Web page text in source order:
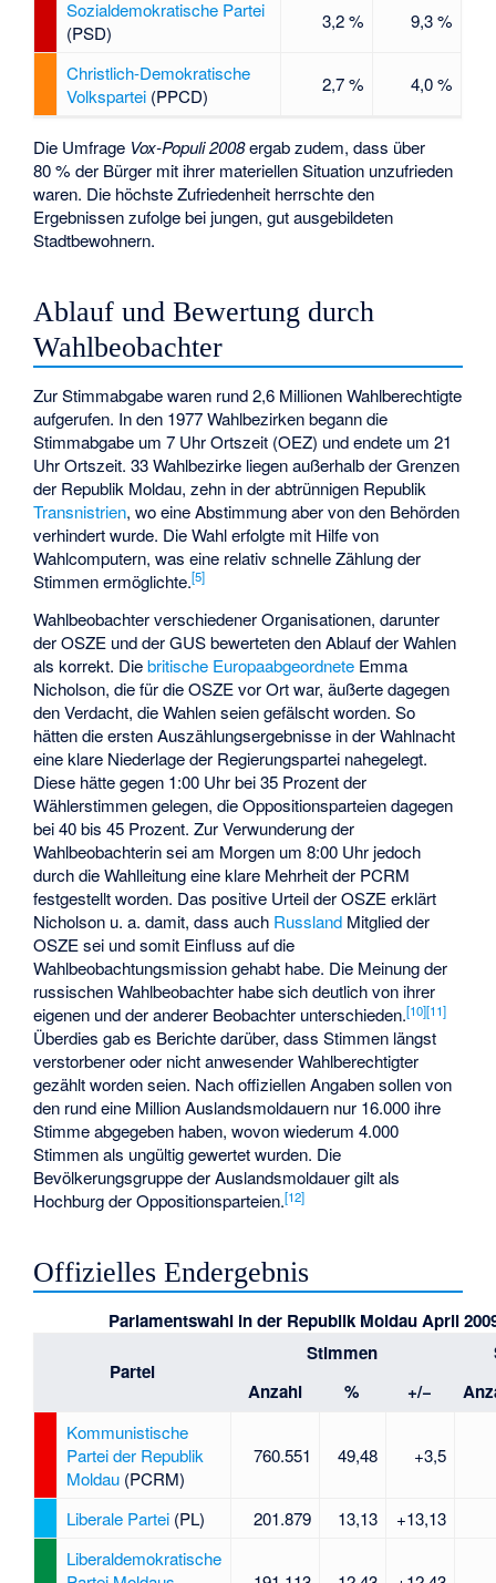
Sozialdemokratische Partei
(PSD)
3,2 % 9,3 %
Christlich-Demokratische
Volkspartei(PPCD)
2,7 % 4,0 %
Die Umfrage Vox-Populi 2008ergab zudem, dass über
80 % der Bürger mit ihrer materiellen Situation unzufrieden
waren. Die höchste Zufriedenheit herrschte den
Ergebnissen zufolge bei jungen, gut ausgebildeten
Stadtbewohnern.
Ablauf und Bewertung durch
Wahlbeobachter
Zur Stimmabgabe waren rund 2,6 Millionen Wahlberechtigte
aufgerufen. In den 1977 Wahlbezirken begann die
Stimmabgabe um 7 Uhr Ortszeit (OEZ) und endete um 21
Uhr Ortszeit. 33 Wahlbezirke liegen außerhalb der Grenzen
der Republik Moldau, zehn in der abtrünnigen Republik
Transnistrien, wo eine Abstimmung aber von den Behörden
verhindert wurde. Die Wahl erfolgte mit Hilfe von
Wahlcomputern, was eine relativ schnelle Zählung der
Stimmen ermöglichte.[5]
Wahlbeobachter verschiedener Organisationen, darunter
der OSZE und der GUS bewerteten den Ablauf der Wahlen
als korrekt. Diebritische Europaabgeordnete Emma
Nicholson, die für die OSZE vor Ort war, äußerte dagegen
den Verdacht, die Wahlen seien gefälscht worden. So
hätten die ersten Auszählungsergebnisse in der Wahlnacht
eine klare Niederlage der Regierungspartei nahegelegt.
Diese hätte gegen 1:00 Uhr bei 35 Prozent der
Wählerstimmen gelegen, die Oppositionsparteien dagegen
bei 40 bis 45 Prozent. Zur Verwunderung der
Wahlbeobachterin sei am Morgen um 8:00 Uhr jedoch
durch die Wahlleitung eine klare Mehrheit der PCRM
festgestellt worden. Das positive Urteil der OSZE erklärt
Nicholson u. a. damit, dass auch Russland Mitglied der
OSZE sei und somit Einfluss auf die
Wahlbeobachtungsmission gehabt habe. Die Meinung der
russischen Wahlbeobachter habe sich deutlich von ihrer
eigenen und der anderer Beobachter unterschieden.[10][11]
Überdies gab es Berichte darüber, dass Stimmen längst
verstorbener oder nicht anwesender Wahlberechtigter
gezählt worden seien. Nach offiziellen Angaben sollen von
den rund eine Million Auslandsmoldauern nur 16.000 ihre
Stimme abgegeben haben, wovon wiederum 4.000
Stimmen als ungültig gewertet wurden. Die
Bevölkerungsgruppe der Auslandsmoldauer gilt als
Hochburg der Oppositionsparteien.[12]
Offizielles Endergebnis
Parlamentswahl in der Republik Moldau April
Partei
Stimmen
Anzahl
% +/−
Kommunistische
Partei der Republik
Moldau(PCRM)
760.551 49,48 +3,5
Liberale Partei(PL) 201.879 13,13
+13,13
Liberaldemokratische